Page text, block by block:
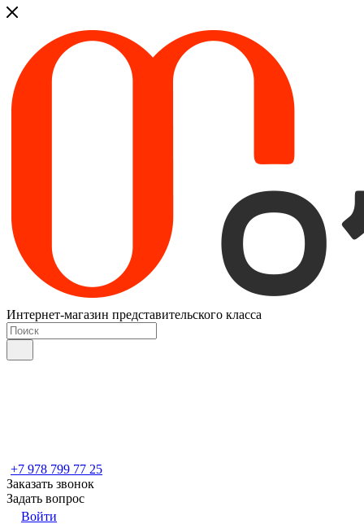
Интернет-магазин представительского класса
+7 978 799 77 25
Заказать звонок
Задать вопрос
Войти